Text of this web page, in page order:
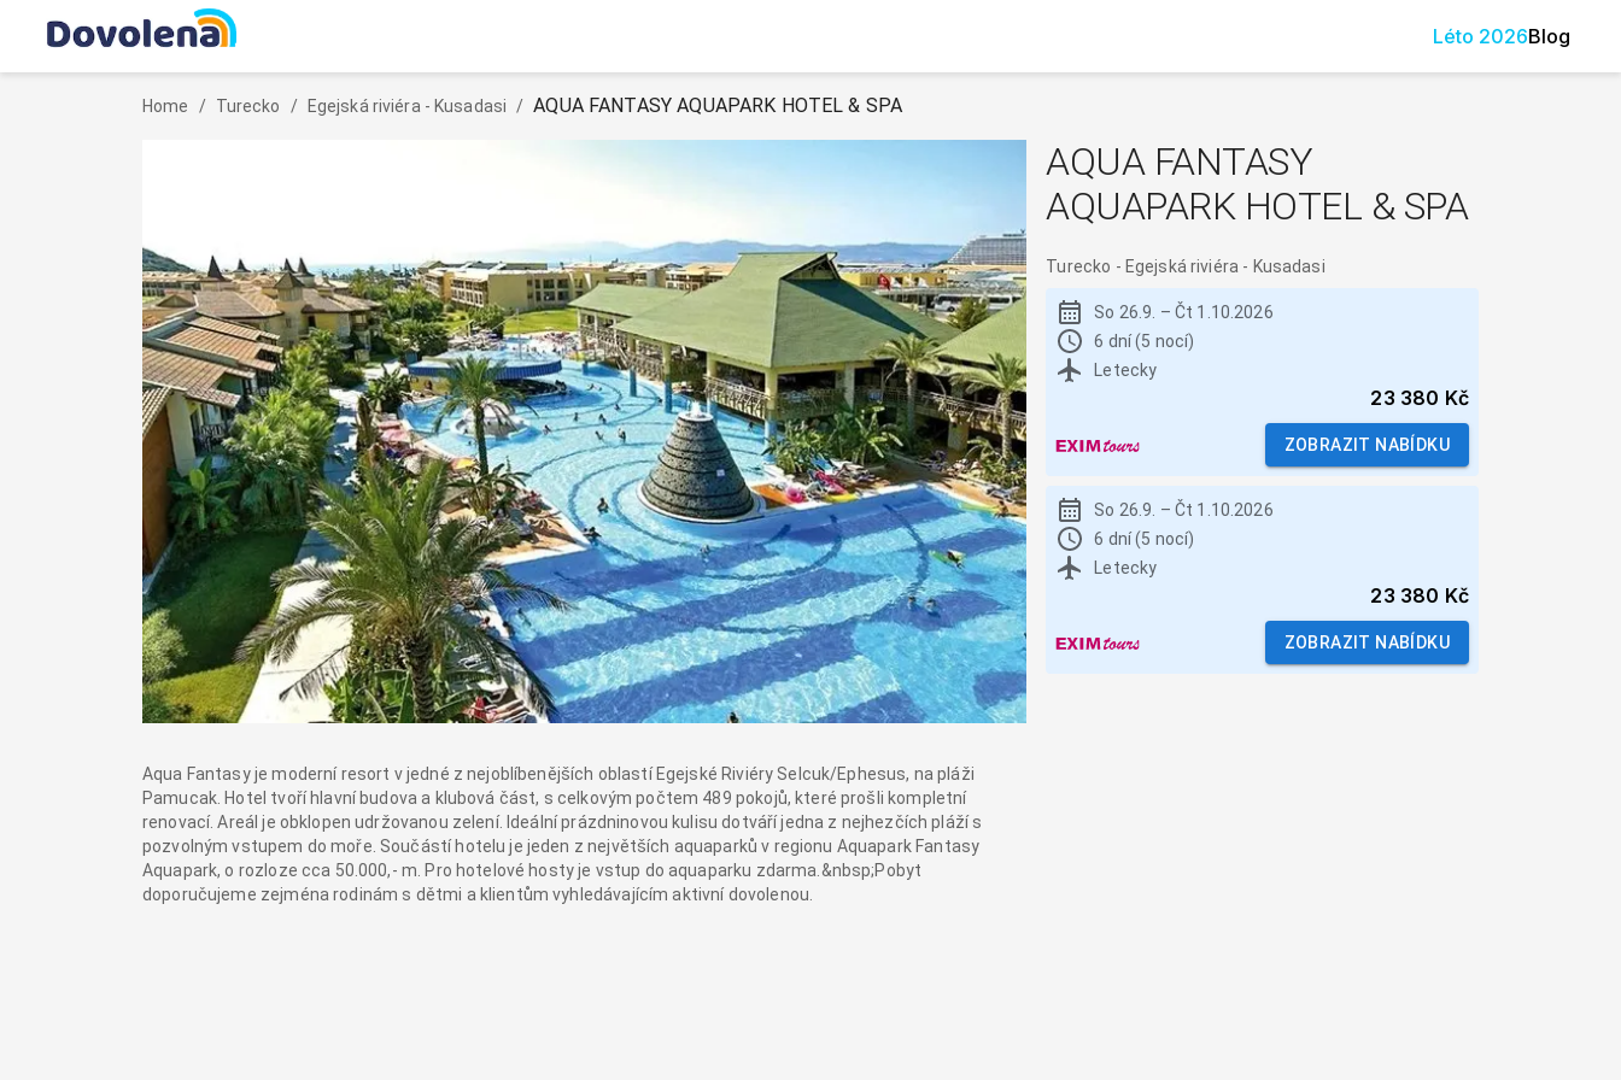
Léto 2026Blog
Home / Turecko / Egejská riviéra - Kusadasi / AQUA FANTASY AQUAPARK HOTEL & SPA
Aqua Fantasy je moderní resort v jedné z nejoblíbenějších oblastí Egejské Riviéry Selcuk/Ephesus, na pláži
Pamucak. Hotel tvoří hlavní budova a klubová část, s celkovým počtem 489 pokojů, které prošli kompletní
renovací. Areál je obklopen udržovanou zelení. Ideální prázdninovou kulisu dotváří jedna z nejhezčích pláží s
pozvolným vstupem do moře. Součástí hotelu je jeden z největších aquaparků v regionu Aquapark Fantasy
Aquapark, o rozloze cca 50.000,- m. Pro hotelové hosty je vstup do aquaparku zdarma.&nbsp;Pobyt
doporučujeme zejména rodinám s dětmi a klientům vyhledávajícím aktivní dovolenou.
AQUA FANTASY
AQUAPARK HOTEL & SPA
Turecko - Egejská riviéra - Kusadasi
So 26.9. – Čt 1.10.2026
6 dní (5 nocí)
Letecky
23 380 Kč
ZOBRAZIT NABÍDKU
So 26.9. – Čt 1.10.2026
6 dní (5 nocí)
Letecky
23 380 Kč
ZOBRAZIT NABÍDKU